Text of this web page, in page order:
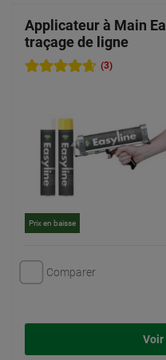
Applicateur à Main
traçage de ligne
(3)
Prix en baisse
Comparer
Voir